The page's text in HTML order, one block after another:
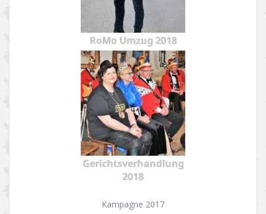
RoMo Umzug 2018
Gerichtsverhandlung
2018
Kampagne 2017